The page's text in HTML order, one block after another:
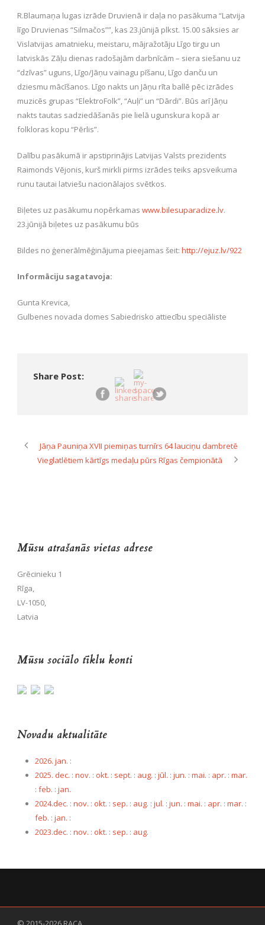
R.Blaumaņa lugas izrāde Druvienā ir daļa no pasākuma “Latvija
līgo Druvienas “Silmačos””, kas 23.jūnijā plkst. 15.00 sāksies ar
Vislatvijas amatnieku, meistaru, mājražotāju Līgo tirgu un
latviskās Zāļu dienas radošajām darbnīcām – siera siešanu uz
“dzīvas” uguns, Līgo/Jāņu vainagu pīšanu, Līgo danču un
dziesmu mācīšanos. Līgo nakts un Jāņu rīta ballē pēc izrādes
muzicēs grupas “ElektroFolk”, “Auļi” un “Dārdi”. Būs arī Jāņu
nakts tautas sadziedāšanās pie lielā ugunskura kopā ar
folkloras kopu “Pērlis”.
Dalību pasākumā ir apstiprinājis Latvijas Valsts prezidents
Raimonds Vējonis, kurš mirkli pirms izrādes teiks apsveikuma
runu tautai latviešu nacionālajos svētkos.
Biļetes uz pasākumu nopērkamas www.bilesuparadize.lv.
23.jūnijā biļetes uz pasākumu būs
Bildes no ģenerālmēģinājuma pieejamas šeit: http://ejuz.lv/922
Informāciju sagatavoja:
Gunta Krevica,
Gulbenes novada domes Sabiedrisko attiecību speciāliste
Share Post:
Jāņa Pauniņa XVII piemiņas turnīrs 64 lauciņu dambretē
Vieglatlētiem kārtīgs medaļu pūrs Rīgas čempionātā
Mūsu atrašanās vietas adrese
Grēcinieku 1
Rīga,
LV-1050,
Latvia
Mūsu sociālo tīklu konti
Novadu aktualitāte
2026. jan. :
2025. dec. : nov. : okt. : sept. : aug. : jūl. : jun. : mai. : apr. : mar.
: feb. : jan.
2024.dec. : nov. : okt. : sep. : aug. : jul. : jun. : mai. : apr. : mar. :
feb. : jan. :
2023.dec. : nov. : okt. : sep. : aug.